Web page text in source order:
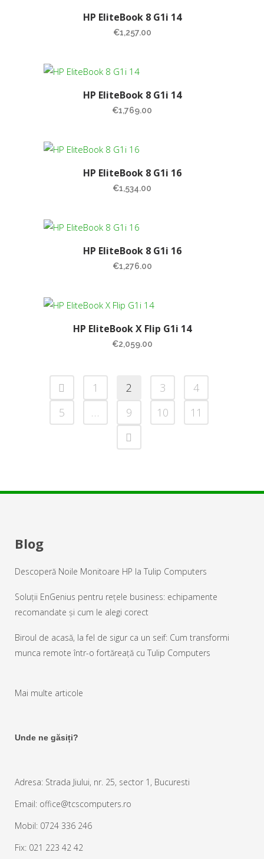
HP EliteBook 8 G1i 14
€1,257.00
HP EliteBook 8 G1i 14
€1,769.00
HP EliteBook 8 G1i 16
€1,534.00
HP EliteBook 8 G1i 16
€1,276.00
HP EliteBook X Flip G1i 14
€2,059.00
1 2 3
4
5
… 9 10 11
Blog
Descoperă Noile Monitoare HP la Tulip Computers
Soluții EnGenius pentru rețele business: echipamente
recomandate și cum le alegi corect
Biroul de acasă, la fel de sigur ca un seif: Cum transformi
munca remote într-o fortăreață cu Tulip Computers
Mai multe articole
Unde ne găsiți?
Adresa: Strada Jiului, nr. 25, sector 1, Bucuresti
Email: office@tcscomputers.ro
Mobil: 0724 336 246
Fix: 021 223 42 42